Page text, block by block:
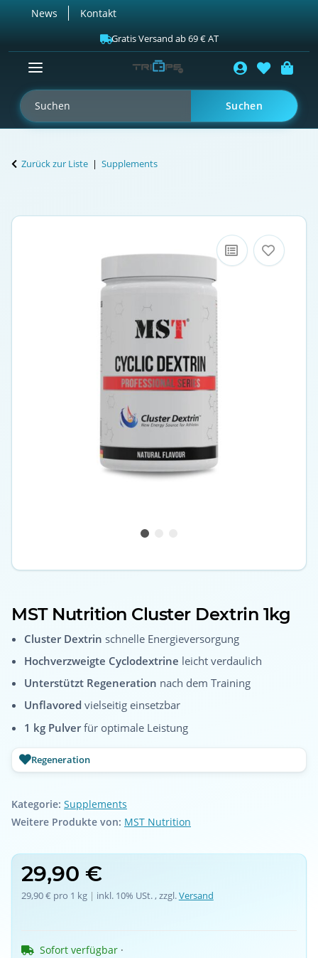
News Kontakt
Gratis Versand ab 69 € AT
Suchen
Zurück zur Liste Supplements
MST Nutrition Cluster Dextrin 1kg
Cluster Dextrin schnelle Energieversorgung
Hochverzweigte Cyclodextrine leicht verdaulich
Unterstützt Regeneration nach dem Training
Unflavored vielseitig einsetzbar
1 kg Pulverfür optimale Leistung
Regeneration
Kategorie: Supplements
Weitere Produkte von: MST Nutrition
29,90 €
29,90 € pro 1 kg | inkl. 10% USt. , zzgl.Versand
Sofort verfügbar ·